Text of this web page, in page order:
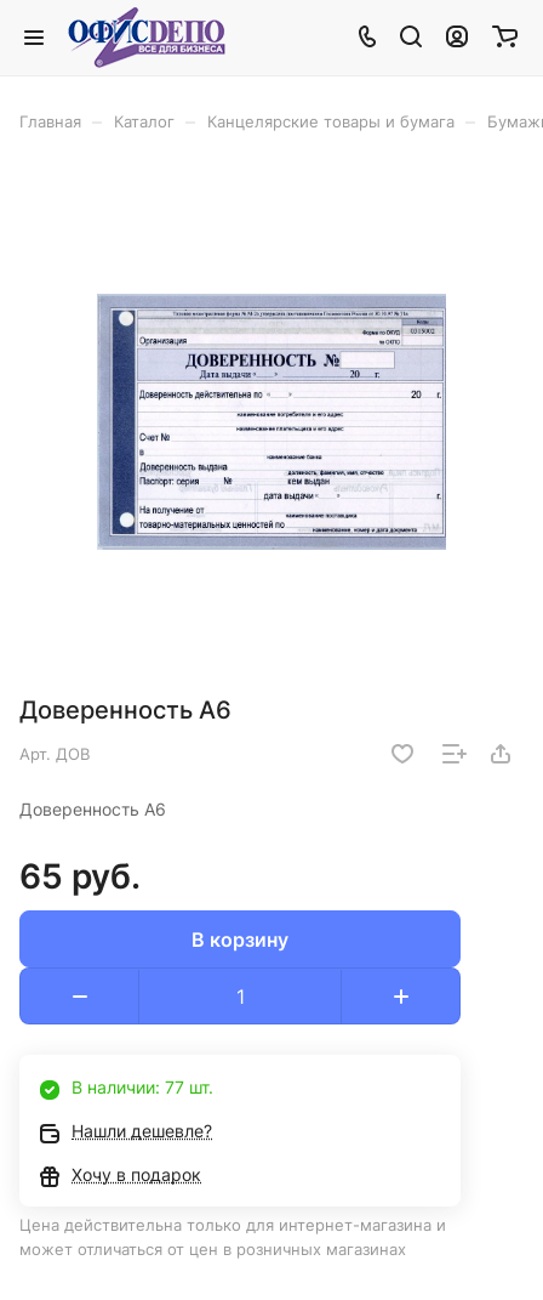
Главная Каталог Канцелярские товары и бумага
Доверенность А6
Арт. ДОВ
Доверенность А6
65 руб.
В корзину
В наличии: 77 шт.
Нашли дешевле?
Хочу в подарок
Цена действительна только для интернет-магазина и
может отличаться от цен в розничных магазинах